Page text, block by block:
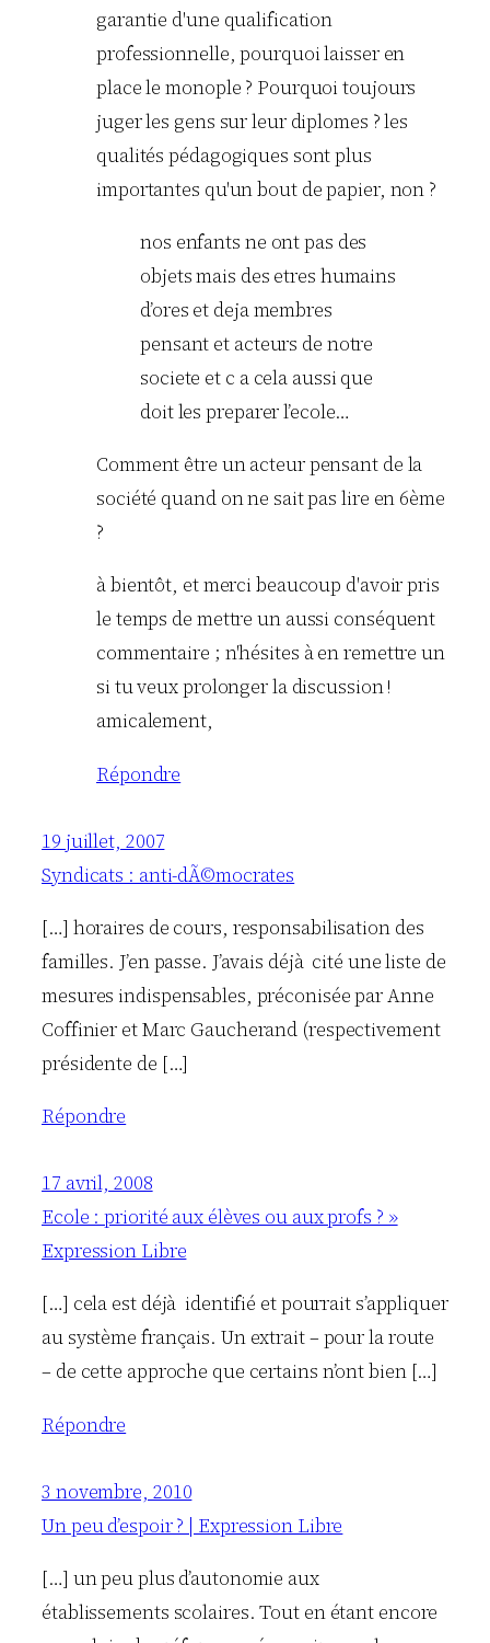
garantie d'une qualification
professionnelle, pourquoi laisser en
place le monople ? Pourquoi toujours
juger les gens sur leur diplomes ? les
qualités pédagogiques sont plus
importantes qu'un bout de papier, non ?
nos enfants ne ont pas des
objets mais des etres humains
d’ores et deja membres
pensant et acteurs de notre
societe et c a cela aussi que
doit les preparer l’ecole…
Comment être un acteur pensant de la
société quand on ne sait pas lire en 6ème
?
à bientôt, et merci beaucoup d'avoir pris
le temps de mettre un aussi conséquent
commentaire ; n'hésites à en remettre un
si tu veux prolonger la discussion !
amicalement,
Répondre
19 juillet, 2007
Syndicats : anti-dÃ©mocrates
[…] horaires de cours, responsabilisation des
familles. J’en passe. J’avais déjà cité une liste de
mesures indispensables, préconisée par Anne
Coffinier et Marc Gaucherand (respectivement
présidente de […]
Répondre
17 avril, 2008
Ecole : priorité aux élèves ou aux profs ? »
Expression Libre
[…] cela est déjà identifié et pourrait s’appliquer
au système français. Un extrait – pour la route
– de cette approche que certains n’ont bien […]
Répondre
3 novembre, 2010
Un peu d’espoir ? | Expression Libre
[…] un peu plus d’autonomie aux
établissements scolaires. Tout en étant encore